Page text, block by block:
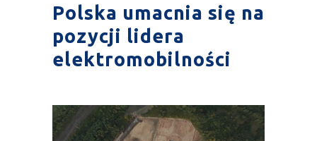
Polska umacnia się na
pozycji lidera
elektromobilności